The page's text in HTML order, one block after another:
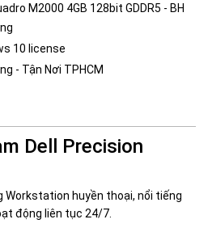
M2000 4GB 128bit GDDR5 - BH
10 license
- Tận Nơi TPHCM
Dell Precision
Workstation huyền thoại, nổi tiếng
động liên tục 24/7.